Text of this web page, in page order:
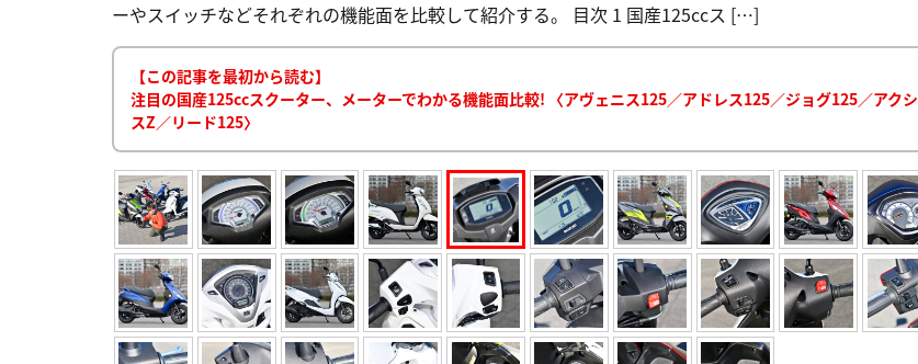
ーやスイッチなどそれぞれの機能面を比較して紹介する。 目次 1 国産125ccス […]
【この記事を最初から読む】
注目の国産125ccスクーター、メーターでわかる機能面比較! 〈アヴェニス125／アドレス125／ジョグ125／アクシ
スZ／リード125〉